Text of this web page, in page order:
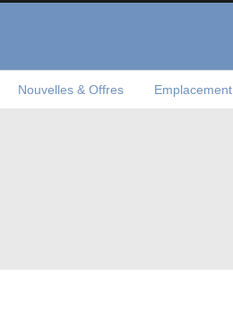
Nouvelles & Offres Emplacement